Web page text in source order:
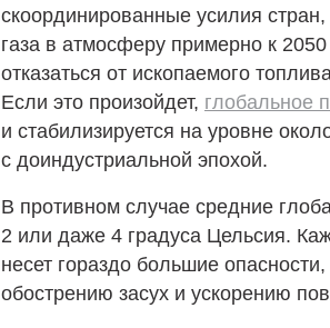
скоординированные усилия
газа в атмосферу примерно к
отказаться от ископаемого
Если это произойдет, глобальное
и стабилизируется на уровне
с доиндустриальной эпохой.
В противном случае средние
2 или даже 4 градуса Цельсия.
несет гораздо большие
обострению засух и ускорению